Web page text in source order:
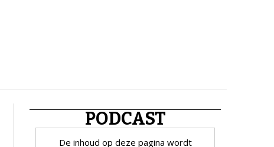
PODCAST
De inhoud op deze pagina wordt